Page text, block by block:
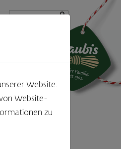
Suchbegriff
Website.
Website-
zu